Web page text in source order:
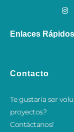
Enlaces Rápidos
Contacto
Te gustaría ser
proyectos?
Contáctanos!